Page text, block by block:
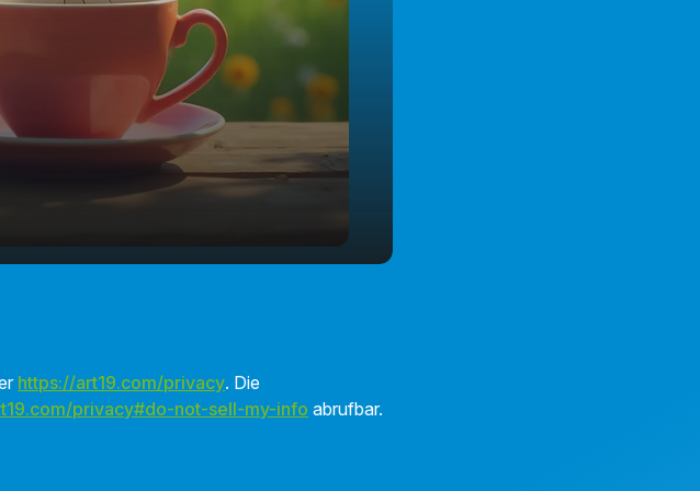
https://art19.com/privacy. Die
privacy#do-not-sell-my-info abrufbar.